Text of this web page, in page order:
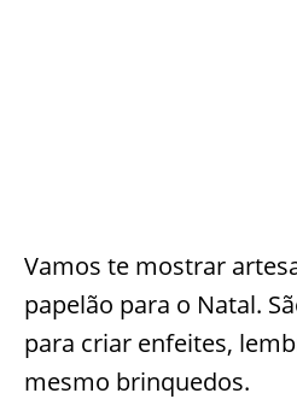
Vamos te mostrar
papelão para o Natal.
para criar enfeites,
mesmo brinquedos.